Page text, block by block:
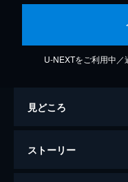
U-NEXTをご利用中
見どころ
ストーリー